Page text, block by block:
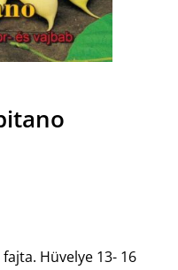
Hüvelye 13- 16